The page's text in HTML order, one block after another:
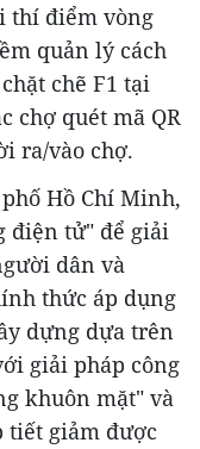
thí điểm vòng
quản lý cách
chẽ F1 tại
chợ quét mã QR
ra/vào chợ.
Hồ Chí Minh,
điện tử" để giải
dân và
thức áp dụng
dựng dựa trên
giải pháp công
khuôn mặt" và
tiết giảm được